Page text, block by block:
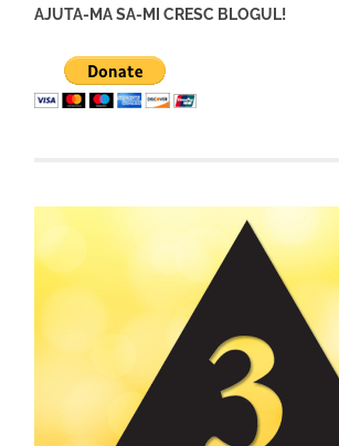
AJUTA-MA SA-MI CRESC BLOGUL!